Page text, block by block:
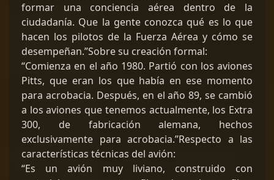
formar una conciencia aérea dentro de la
ciudadanía. Que la gente conozca qué es lo que
hacen los pilotos de la Fuerza Aérea y cómo se
desempeñan.”Sobre su creación formal:
“Comienza en el año 1980. Partió con los aviones
Pitts, que eran los que había en ese momento
para acrobacia. Después, en el año 89, se cambió
a los aviones que tenemos actualmente, los Extra
300, de fabricación alemana, hechos
exclusivamente para acrobacia.”Respecto a las
características técnicas del avión:
“Es un avión muy liviano, construido con